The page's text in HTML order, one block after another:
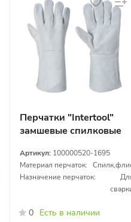
Перчатки "Intertool"
замшевые спилковые
Артикул: 100000520-1695
Материал перчаток:
Назначение перчаток:
0 Есть в наличии